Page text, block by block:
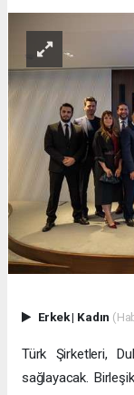
Erkek| Kadın
Türk Şirketleri,
sağlayacak.